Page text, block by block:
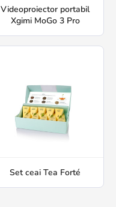
Videoproiector portabil
Xgimi MoGo 3 Pro
Set ceai Tea Forté